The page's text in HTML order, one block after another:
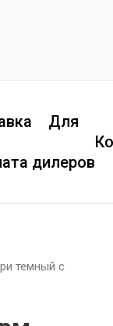
Для
дилеров
темный с